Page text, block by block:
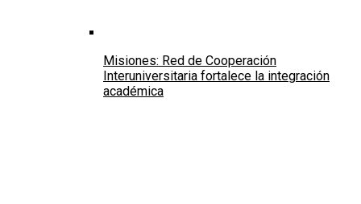
Misiones: Red de Cooperación
Interuniversitaria fortalece la integración
académica